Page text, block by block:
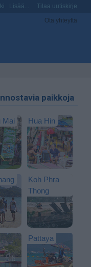
Lisää...
Tilaa uutiskirje
Ota yhteyttä
paikkoja
Mai Hua Hin
Koh Phra
Thong
Pattaya